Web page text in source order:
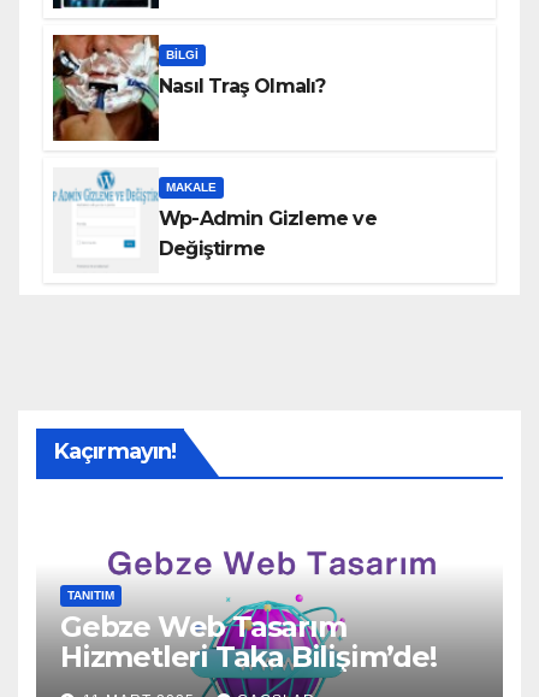
BILGI
Nasıl Traş Olmalı?
MAKALE
Wp-Admin Gizleme ve
Değiştirme
Kaçırmayın!
TANITIM
Gebze Web Tasarım
Hizmetleri Taka Bilişim’de!